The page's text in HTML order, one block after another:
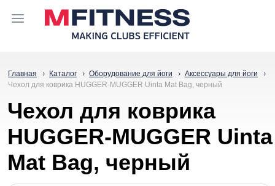
Главная Каталог Оборудование для йоги
Аксессуары для йоги
Чехол для коврика HUGGER-MUGGER Uinta Mat Bag, черный
Чехол для коврика
HUGGER-MUGGER Uinta
Mat Bag, черный